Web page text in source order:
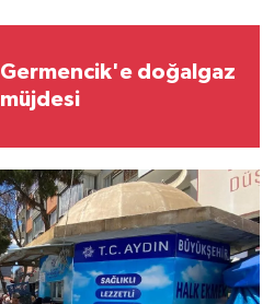
Germencik'e doğalgaz
müjdesi